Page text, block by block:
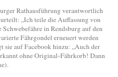
Rathausführung verantwortlich
„Ich teile die Auffassung von
in Rendsburg auf den
Fährgondel erneuert werden
sie auf Facebook hinzu: „Auch der
ohne Original-Fährkorb! Dann